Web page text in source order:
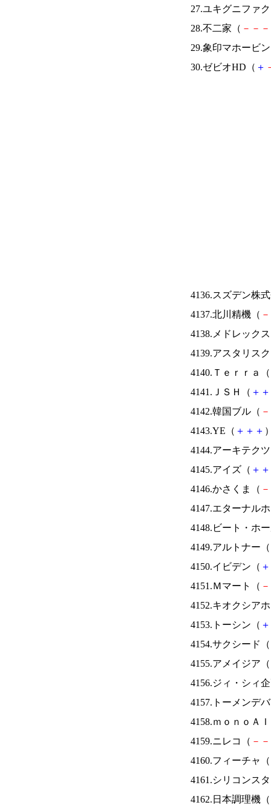
27.ユキグニファ
28.不二家（ － － －
29.象印マホービ
30.ゼビオHD（ ＋
4136.スズデン株
4137.北川精機（ －
4138.メドレック
4139.アスタリス
4140.Ｔｅｒｒａ（
4141.ＪＳＨ（ ＋ ＋
4142.韓国ブル（ －
4143.YE（ ＋ ＋ ＋
4144.アーキテク
4145.アイズ（ ＋ ＋
4146.かさくま（ －
4147.エターナル
4148.ビート・ホ
4149.アルトナー（
4150.イビデン（ ＋
4151.Ｍマート（ －
4152.キオクシア
4153.トーシン（ ＋
4154.サクシード（
4155.アメイジア（
4156.ジィ・シィ
4157.トーメンデ
4158.ｍｏｎｏＡ
4159.ニレコ（ － －
4160.フィーチャ（
4161.シリコンス
4162.日本調理機（